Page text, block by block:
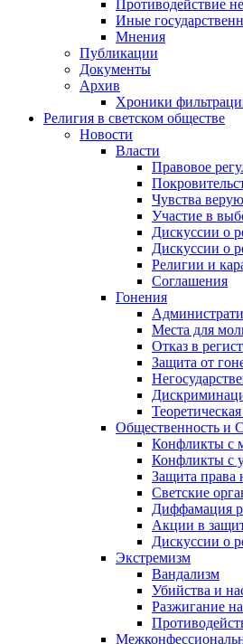
Противодействие
Иные
Мнения
Публикации
Документы
Архив
Хроники
Религия в светском обществе
Новости
Власти
Правовое
Чувства
Участие в
Дискуссии о
Дискуссии о
Религии и
Соглашения
Гонения
Места для
Отказ в
Защита от
Общественность и
Конфликты с
Конфликты с
Защита права
Светские
Диффамация
Акции в
Дискуссии о
Экстремизм
Вандализм
Убийства и
Разжигание